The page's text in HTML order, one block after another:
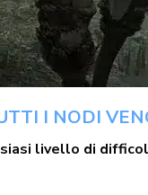
I NODI
livello di